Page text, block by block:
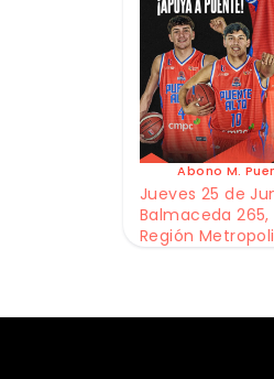
Abono M.
Jueves 25 de
Balmaceda
Región